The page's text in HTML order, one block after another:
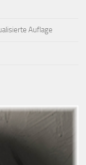
Auflage